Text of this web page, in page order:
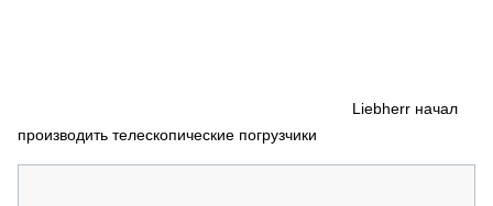
СПЕЦПРОЕКТЫ
Liebherr начал
производить телескопические погрузчики